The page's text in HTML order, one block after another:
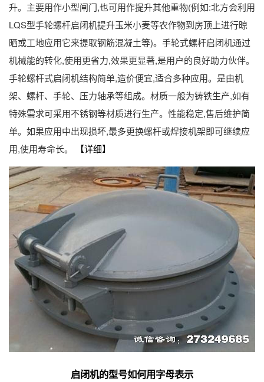
升。主要用作小型闸门,也可用作提升其他重物(例如:北方会利用
LQS型手轮螺杆启闭机提升玉米小麦等农作物到房顶上进行晾
晒或工地应用它来提取钢筋混凝土等)。手轮式螺杆启闭机通过
机械能的转化,使用更省力,效果更显著,是用户的良好助力伙伴。
手轮螺杆式启闭机结构简单,造价便宜,适合多种应用。是由机
架、螺杆、手轮、压力轴承等组成。材质一般为铸铁生产,如有
特殊需求可采用不锈钢等材质进行生产。性能稳定,售后维护简
单。如果应用中出现损坏,最多更换螺杆或焊接机架即可继续应
用,使用寿命长。
【详细】
启闭机的型号如何用字母表示